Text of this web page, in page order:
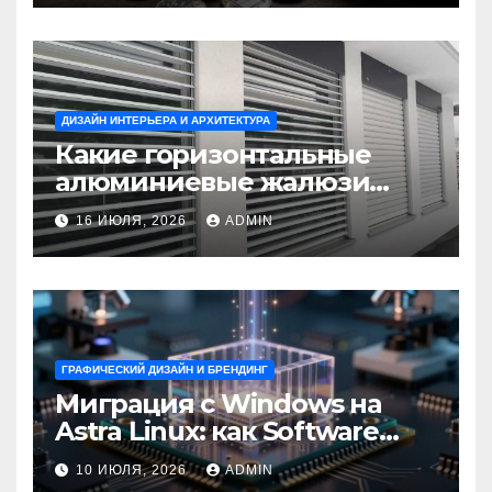
ДИЗАЙН ИНТЕРЬЕРА И АРХИТЕКТУРА
Какие горизонтальные
алюминиевые жалюзи
выбрать для окон?
16 ИЮЛЯ, 2026 ADMIN
ГРАФИЧЕСКИЙ ДИЗАЙН И БРЕНДИНГ
Миграция с Windows на
Astra Linux: как Software
Group успешно перешла на
10 ИЮЛЯ, 2026 ADMIN